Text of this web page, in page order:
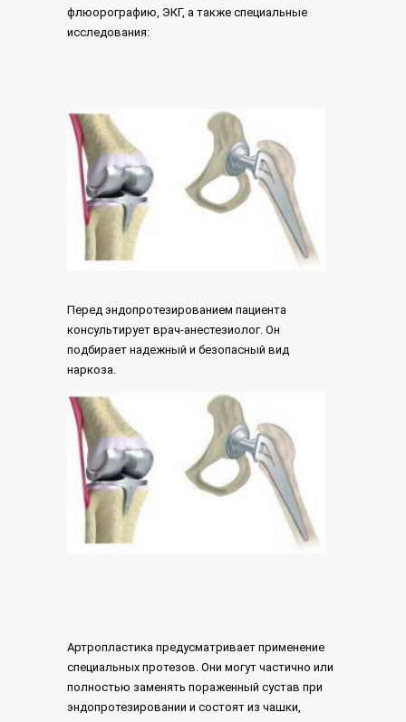
флюорографию, ЭКГ, а также специальные
исследования:
Перед эндопротезированием пациента
консультирует врач-анестезиолог. Он
подбирает надежный и безопасный вид
наркоза.
Артропластика предусматривает применение
специальных протезов. Они могут частично или
полностью заменять пораженный сустав при
эндопротезировании и состоят из чашки,